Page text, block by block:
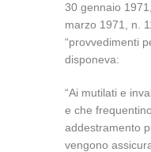
30 gennaio
marzo 1971, n.
“provvedimenti
disponeva:
“Ai mutilati e
e che
addestramento
vengono